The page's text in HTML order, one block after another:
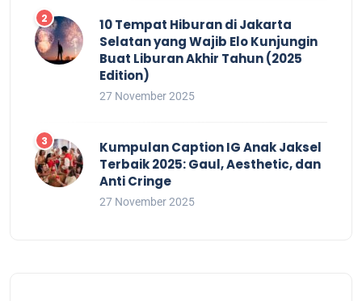
10 Tempat Hiburan di Jakarta
Selatan yang Wajib Elo Kunjungin
Buat Liburan Akhir Tahun (2025
Edition)
27 November 2025
Kumpulan Caption IG Anak Jaksel
Terbaik 2025: Gaul, Aesthetic, dan
Anti Cringe
27 November 2025